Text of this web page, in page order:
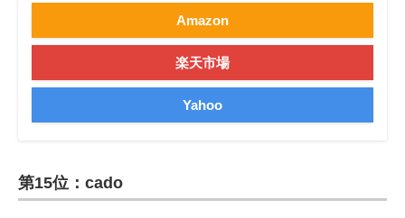
Amazon
楽天市場
Yahoo
第15位：cado